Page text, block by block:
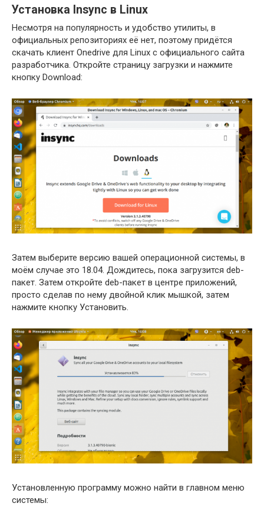
Установка Insync в Linux
Несмотря на популярность и удобство утилиты, в
официальных репозиториях её нет, поэтому придётся
скачать клиент Onedrive для Linux с официального сайта
разработчика. Откройте страницу загрузки и нажмите
кнопку Download:
Затем выберите версию вашей операционной системы, в
моём случае это 18.04. Дождитесь, пока загрузится deb-
пакет. Затем откройте deb-пакет в центре приложений,
просто сделав по нему двойной клик мышкой, затем
нажмите кнопку Установить.
Установленную программу можно найти в главном меню
системы: